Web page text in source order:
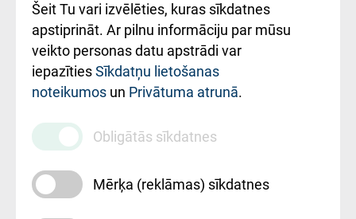
Rekvizīti un
ārstniecības
iestādes kods
010000234
Maksas
pakalpojumu
cenrādis
Šeit Tu vari izvēlēties, kuras sīkdatnes
apstiprināt. Ar pilnu informāciju par mūsu
veikto personas datu apstrādi var
iepazītiesSīkdatņu lietošanas
noteikumos un Privātuma atrunā.
Obligātās sīkdatnes
Mērķa (reklāmas) sīkdatnes